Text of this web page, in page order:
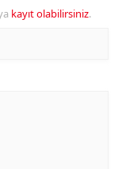
kayıt olabilirsiniz.